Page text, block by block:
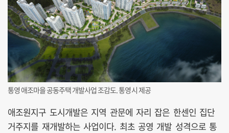
통영 애조마을 공동주택 개발사업 조감도. 통영시 제공
애조원지구 도시개발은 지역 관문에 자리 잡은 한센인 집단
거주지를 재개발하는 사업이다. 최초 공영 개발 성격으로 통